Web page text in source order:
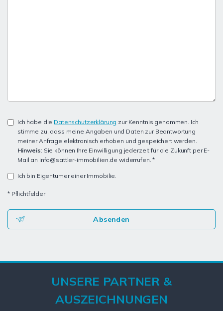
Ich habe die Datenschutzerklärung zur Kenntnis genommen. Ich
stimme zu, dass meine Angaben und Daten zur Beantwortung
meiner Anfrage elektronisch erhoben und gespeichert werden.
Hinweis: Sie können Ihre Einwilligung jederzeit für die Zukunft per E-
Mail an info@sattler-immobilien.de widerrufen. *
Ich bin Eigentümer einer Immobilie.
* Pflichtfelder
Absenden
UNSERE PARTNER &
AUSZEICHNUNGEN